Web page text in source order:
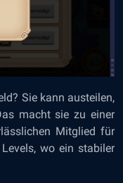
Sie kann austeilen,
macht sie zu einer
Mitglied für
wo ein stabiler